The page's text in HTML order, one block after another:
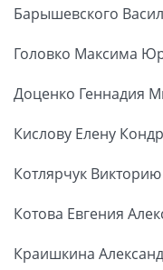
Барышевского
Головко Максима
Доценко Геннадия
Кислову Елену
Котлярчук
Котова Евгения
Краишкина